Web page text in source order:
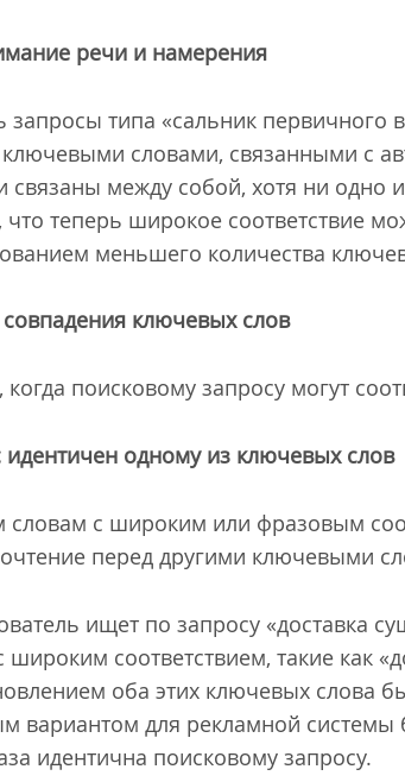
речи и намерения
типа «сальник первичного
ключевыми словами, связанными с
связаны между собой, хотя ни одно
что теперь широкое соответствие
меньшего количества
ключевых слов
поисковому запросу могут
идентичен одному из ключевых слов
с широким или фразовым
перед другими ключевыми
ищет по запросу «доставка
соответствием, такие как
оба этих ключевых слова
вариантом для рекламной системы
идентична поисковому запросу.